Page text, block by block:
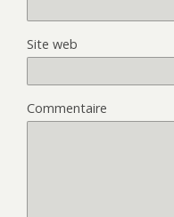
Site web
Commentaire